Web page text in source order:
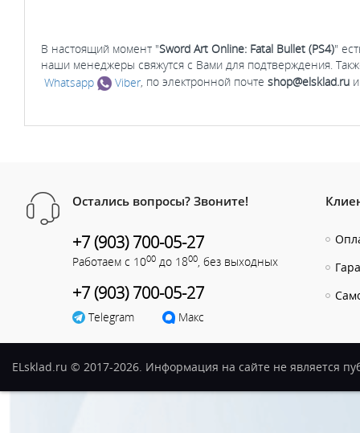
В настоящий момент "Sword Art Online: Fatal Bullet (PS4)"
наши менеджеры свяжутся с Вами для подтверждения.
Whatsapp
Viber, по электронной почте shop@elsklad.ru
Остались вопросы? Звоните!
+7 (903) 700-05-27
Работаем с 1000 до 1800, без выходных
+7 (903) 700-05-27
Telegram Макс
ELsklad.ru © 2017-2026. Информация на сайте не является